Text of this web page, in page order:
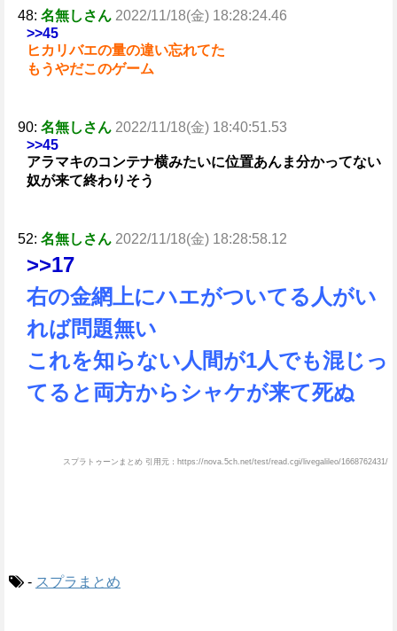
48: 名無しさん 2022/11/18(金) 18:28:24.46
>>45
ヒカリバエの量の違い忘れてた
もうやだこのゲーム
90: 名無しさん 2022/11/18(金) 18:40:51.53
>>45
アラマキのコンテナ横みたいに位置あんま分かってない
奴が来て終わりそう
52: 名無しさん 2022/11/18(金) 18:28:58.12
>>17
右の金網上にハエがついてる人がい
れば問題無い
これを知らない人間が1人でも混じっ
てると両方からシャケが来て死ぬ
スプラトゥーンまとめ 引用元：https://nova.5ch.net/test/read.cgi/livegalileo/1668762431/
- スプラまとめ